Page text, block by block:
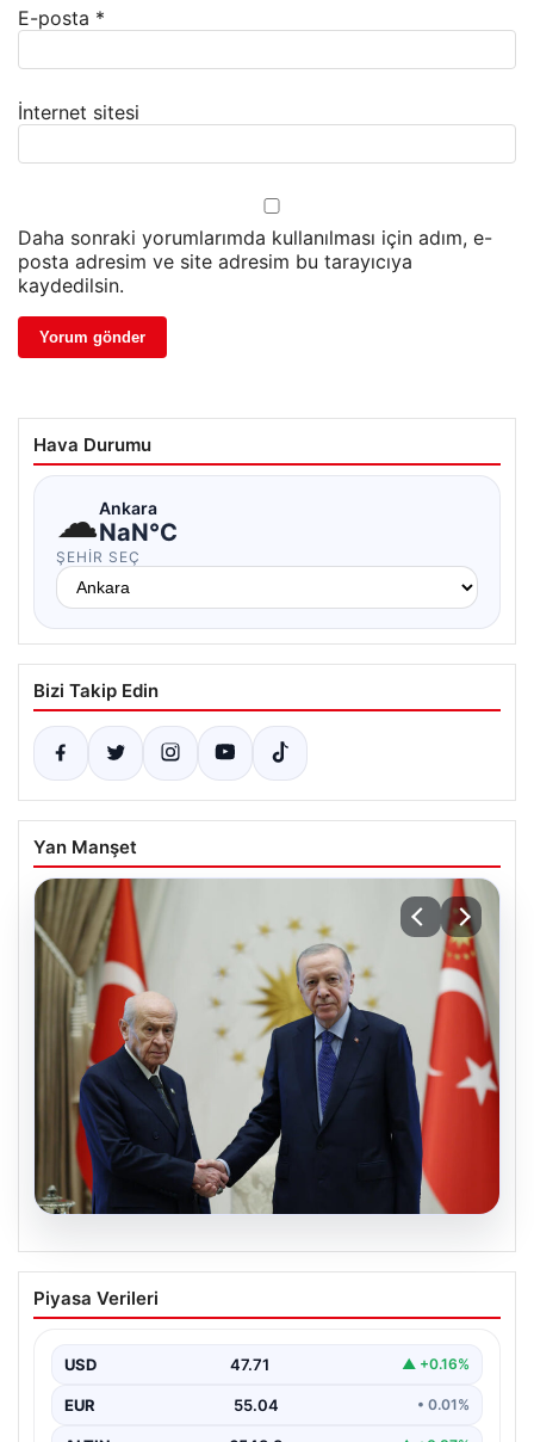
E-posta *
İnternet sitesi
Daha sonraki yorumlarımda kullanılması için adım, e-
posta adresim ve site adresim bu tarayıcıya
kaydedilsin.
Hava Durumu
☁Ankara
NaN°C
ŞEHIR SEÇ
Bizi Takip Edin
Yan Manşet
Cumhurbaşkanı Erdoğan, Devlet
Bahçeli ile görüştü
Piyasa Verileri
USD 47.71 ▲ +0.16%
EUR 55.04 • 0.01%